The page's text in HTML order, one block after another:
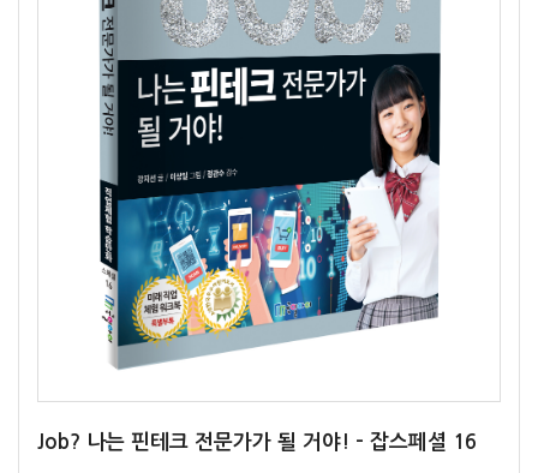
Job? 나는 핀테크 전문가가 될 거야! - 잡스페셜 16